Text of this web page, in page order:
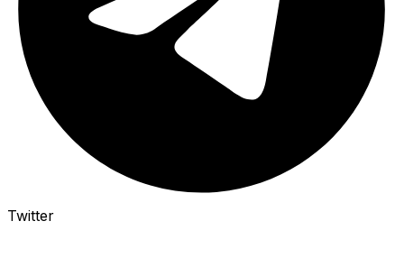
Twitter